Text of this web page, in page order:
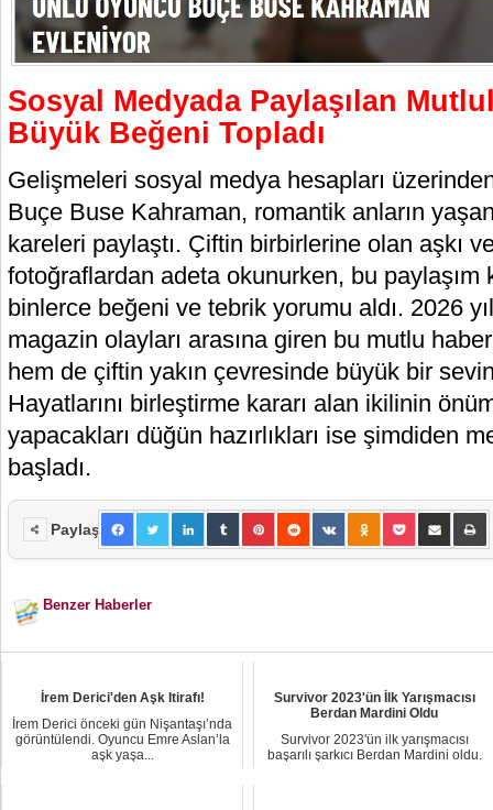
Sosyal Medyada Paylaşılan
Büyük Beğeni Topladı
Gelişmeleri sosyal medya hesapları
Buçe Buse Kahraman, romantik anların
kareleri paylaştı. Çiftin birbirlerine olan aşkı
fotoğraflardan adeta okunurken, bu paylaşım
binlerce beğeni ve tebrik yorumu aldı. 2026
magazin olayları arasına giren bu mutlu
hem de çiftin yakın çevresinde büyük bir
Hayatlarını birleştirme kararı alan ikilinin
yapacakları düğün hazırlıkları ise şimdiden
başladı.
Paylaş
Benzer Haberler
İrem Derici'den Aşk Itirafı!
İrem Derici önceki gün Nişantaşı’nda
görüntülendi. Oyuncu Emre Aslan’la
aşk yaşa...
Survivor 2023'ün İlk Yarışmacısı
Berdan Mardini Oldu
Survivor 2023'ün ilk yarışmacısı
başarılı şarkıcı Berdan Mardini oldu.